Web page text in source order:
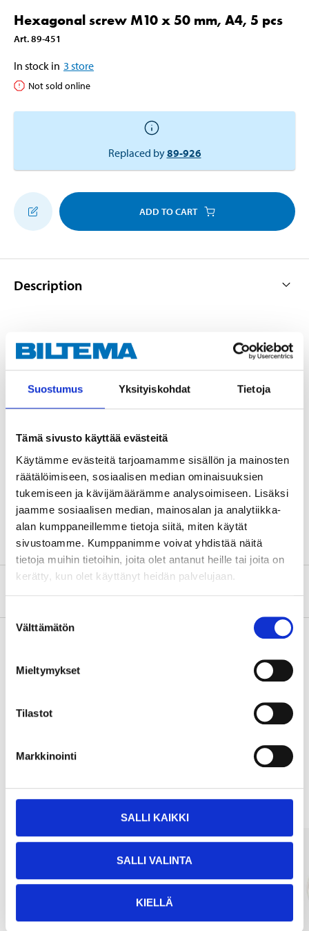
Suostumus Yksityiskohdat Tietoja
Tämä sivusto käyttää evästeitä
Käytämme evästeitä tarjoamamme sisällön ja mainosten
räätälöimiseen, sosiaalisen median ominaisuuksien
tukemiseen ja kävijämäärämme analysoimiseen. Lisäksi
jaamme sosiaalisen median, mainosalan ja analytiikka-
alan kumppaneillemme tietoja siitä, miten käytät
sivustoamme. Kumppanimme voivat yhdistää näitä
tietoja muihin tietoihin, joita olet antanut heille tai joita on
kerätty, kun olet käyttänyt heidän palvelujaan.
valinta
Välttämätön
Mieltymykset
Tilastot
Markkinointi
SALLI KAIKKI
SALLI VALINTA
KIELLÄ
Hexagonal screw M10 x 50 mm, A4, 5 pcs
Art.89-451
In stock in 3 store
Not sold online
Replaced by89-926
ADD TO CART
Description
Fully threaded hexagonal screw in stainless steel A4.
For indoor and outdoor use. DIN933. EN14592.
Dimensions M10 x 50 mm
Acid-proof, stainless steel,
A4
Quantity
5 pcs
Other customers also bought